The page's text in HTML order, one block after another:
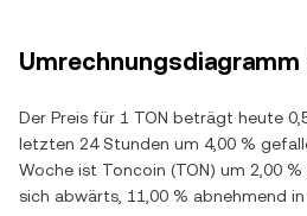
Umrechnungsdiagramm
Der Preis für 1 TON beträgt heute
letzten 24 Stunden um 4,00 %
Woche ist Toncoin (TON) um 2,00
sich abwärts, 11,00 % abnehmend